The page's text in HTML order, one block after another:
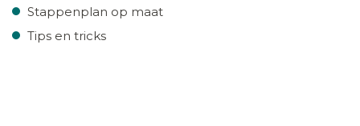
Stappenplan op maat
Tips en tricks